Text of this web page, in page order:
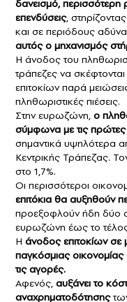
δανεισμό, περισσότερη
επενδύσεις,
και σε περιόδους
αυτός ο μηχανισμός
Η άνοδος του
τράπεζες να
επιτοκίων παρά
πληθωριστικές πιέσεις.
Στην ευρωζώνη, ο
σύμφωνα με τις πρώτες
σημαντικά υψηλότερα
Κεντρικής Τράπεζας.
στο 1,7%.
Οι περισσότεροι
επιτόκια θα αυξηθούν
προεξοφλούν ήδη δύο
ευρωζώνη έως το τέλος
Η άνοδος επιτοκίων σε
παγκόσμιας οικονομίας
τις αγορές.
Αφενός, αυξάνει το
αναχρηματοδότησης